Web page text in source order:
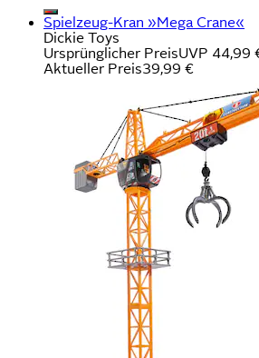
Spielzeug-Kran »Mega Crane«
Dickie Toys
Ursprünglicher PreisUVP 44,99
Aktueller Preis39,99 €